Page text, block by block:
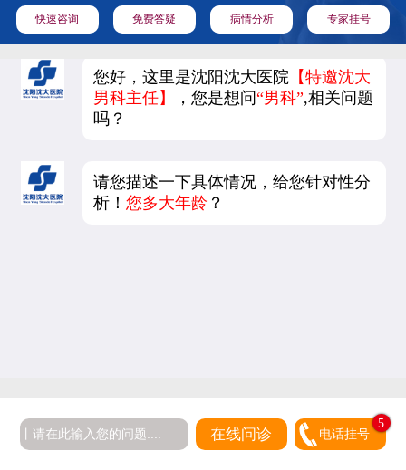
快速咨询 免费答疑 病情分析 专家挂号
您好，这里是沈阳沈大医院 【特邀沈大
男科主任】
，您是想问“男科”,相关问题
吗？
请您描述一下具体情况，给您针对性分
析！您多大年龄 ？
在线问诊 电话挂号
5